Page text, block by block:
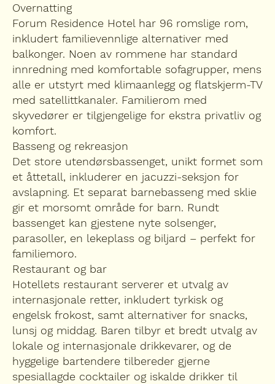
Overnatting
Forum Residence Hotel har 96 romslige rom,
inkludert familievennlige alternativer med
balkonger. Noen av rommene har standard
innredning med komfortable sofagrupper, mens
alle er utstyrt med klimaanlegg og flatskjerm-TV
med satellittkanaler. Familierom med
skyvedører er tilgjengelige for ekstra privatliv og
komfort.
Basseng og rekreasjon
Det store utendørsbassenget, unikt formet som
et åttetall, inkluderer en jacuzzi-seksjon for
avslapning. Et separat barnebasseng med sklie
gir et morsomt område for barn. Rundt
bassenget kan gjestene nyte solsenger,
parasoller, en lekeplass og biljard – perfekt for
familiemoro.
Restaurant og bar
Hotellets restaurant serverer et utvalg av
internasjonale retter, inkludert tyrkisk og
engelsk frokost, samt alternativer for snacks,
lunsj og middag. Baren tilbyr et bredt utvalg av
lokale og internasjonale drikkevarer, og de
hyggelige bartendere tilbereder gjerne
spesiallagde cocktailer og iskalde drikker til